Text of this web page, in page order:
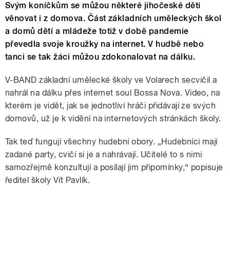
Svým koníčkům se můžou některé jihočeské děti
věnovat i z domova. Část základních uměleckých škol
a domů dětí a mládeže totiž v době pandemie
převedla svoje kroužky na internet. V hudbě nebo
tanci se tak žáci můžou zdokonalovat na dálku.
V-BAND základní umělecké školy ve Volarech secvičil a
nahrál na dálku přes internet soul Bossa Nova. Video, na
kterém je vidět, jak se jednotliví hráči přidávají ze svých
domovů, už je k vidění na internetových stránkách školy.
Tak teď fungují všechny hudební obory. „Hudebníci mají
zadané party, cvičí si je a nahrávají. Učitelé to s nimi
samozřejmě konzultují a posílají jim připomínky,“ popisuje
ředitel školy Vít Pavlík.